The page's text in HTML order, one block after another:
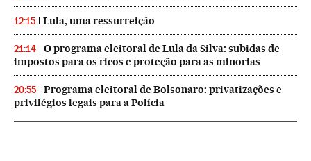
12:15 Lula, uma ressurreição
21:14
O programa eleitoral de Lula da Silva: subidas de
impostos para os ricos e proteção para as minorias
20:55
Programa eleitoral de Bolsonaro: privatizações e
privilégios legais para a Polícia